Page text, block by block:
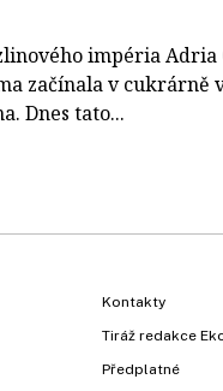
impéria Adria
začínala v cukrárně
Dnes tato...
Kontakty
Tiráž redakce
Předplatné